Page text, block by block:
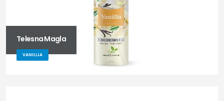
Telesna Magla
VANILIJA